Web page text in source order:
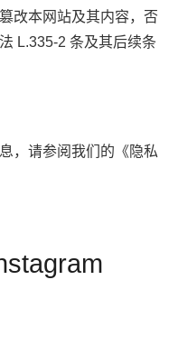
改本网站及其内容，否
L.335-2 条及其后续条
，请参阅我们的《隐私